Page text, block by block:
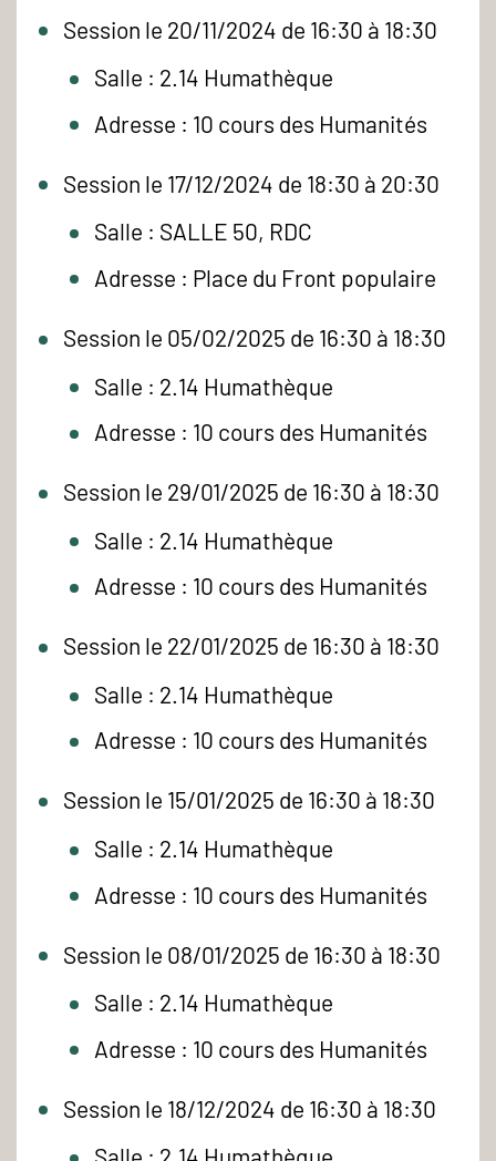
Session le 20/11/2024 de 16:30 à 18:30
Salle : 2.14 Humathèque
Adresse : 10 cours des Humanités
Session le 17/12/2024 de 18:30 à 20:30
Salle : SALLE 50, RDC
Adresse : Place du Front populaire
Session le 05/02/2025 de 16:30 à 18:30
Salle : 2.14 Humathèque
Adresse : 10 cours des Humanités
Session le 29/01/2025 de 16:30 à 18:30
Salle : 2.14 Humathèque
Adresse : 10 cours des Humanités
Session le 22/01/2025 de 16:30 à 18:30
Salle : 2.14 Humathèque
Adresse : 10 cours des Humanités
Session le 15/01/2025 de 16:30 à 18:30
Salle : 2.14 Humathèque
Adresse : 10 cours des Humanités
Session le 08/01/2025 de 16:30 à 18:30
Salle : 2.14 Humathèque
Adresse : 10 cours des Humanités
Session le 18/12/2024 de 16:30 à 18:30